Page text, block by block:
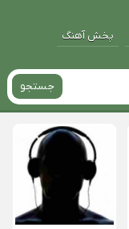
پخش آهنگ
جستجو